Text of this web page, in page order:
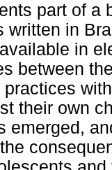
part of a
written in
in
between
practices
their own
emerged,